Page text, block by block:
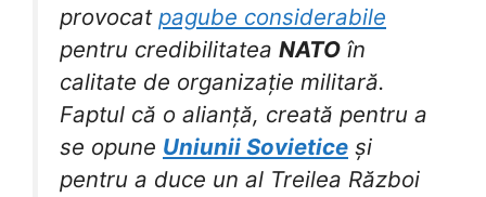
provocat pagube considerabile
pentru credibilitatea NATO în
calitate de organizație militară.
Faptul că o alianță, creată pentru a
se opune Uniunii Sovietice și
pentru a duce un al Treilea Război